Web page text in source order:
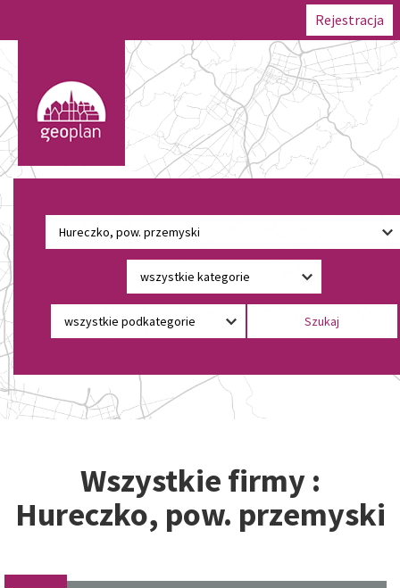
Rejestracja
Wszystkie firmy :
Hureczko, pow. przemyski